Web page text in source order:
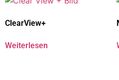
ClearView+
Weiterlesen